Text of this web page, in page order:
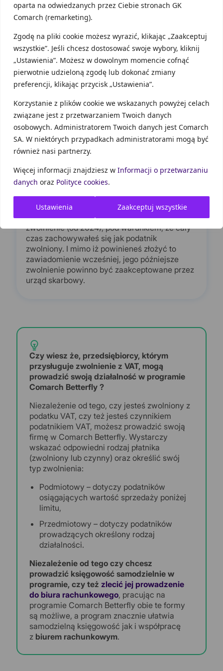
oparta na odwiedzanych przez Ciebie stronach GK
Comarch (remarketing).
Zgodę na pliki cookie możesz wyrazić, klikając „Zaakceptuj
wszystkie”. Jeśli chcesz dostosować swoje wybory, kliknij
„Ustawienia”. Możesz w dowolnym momencie cofnąć
pierwotnie udzieloną zgodę lub dokonać zmiany
preferencji, klikając przycisk „Ustawienia”.
Korzystanie z plików cookie we wskazanych powyżej celach
związane jest z przetwarzaniem Twoich danych
osobowych. Administratorem Twoich danych jest Comarch
SA. W niektórych przypadkach administratorami mogą być
również nasi partnerzy.
Więcej informacji znajdziesz w Informacji o przetwarzaniu
danych oraz Polityce cookies.
Ustawienia Zaakceptuj wszystkie
Podsumowanie
Pamiętaj, żeobrót związany z najmem– bez
względu na to, że jest rozliczany poza
dochodowym – powiększa limit sprzedaży w
podatku VAT.
Jeżeli jesteś podatnikiem VAT zwolnionym i
jednocześnie przychody z najmu (prywatnego)
powodują, że przekroczysz ten limit, to podatek
za rok, w którym go przekroczysz (np. 2022) i
rok następny (2023), będziesz musiał zapłacić.
Jeżeli jednak w tym następnym roku (2023) nie
przekroczysz limitu (do limitu nie wyliczasz
wartości podatku) możesz ponownie wybrać
zwolnienie (od 2024), pod warunkiem, że cały
czas zachowywałeś się jak podatnik
zwolniony. I mimo iż powinieneś złożyć to
zawiadomienie wcześniej, jego późniejsze
zwolnienie powinno być zaakceptowane przez
urząd skarbowy.
Czy wiesz że, przedsiębiorcy, którym
przysługuje zwolnienie z VAT, mogą
prowadzić swoją działalność w programie
Comarch Betterfly ?
Niezależenie od tego, czy jesteś zwolniony z
podatku VAT, czy też jesteś czynnikiem
podatnikiem VAT, możesz prowadzić swoją
firmę w Comarch Betterfly. Wystarczy
wskazać odpowiedni rodzaj płatnika
(zwolniony lub czynny) oraz określić swój
typ zwolnienia:
Podmiotowy – dotyczy podatników
osiągających wartość sprzedaży poniżej
limitu,
Przedmiotowy – dotyczy podatników
prowadzących określony rodzaj
działalności.
Niezależenie od tego czy chcesz
prowadzić księgowość samodzielnie w
programie, czy teżzlecić jej prowadzenie
do biura rachunkowego, pracując na
programie Comarch Betterfly obie te formy
są możliwe, a program znacznie ułatwia
samodzielną księgowość jak i współpracę
z biurem rachunkowym.